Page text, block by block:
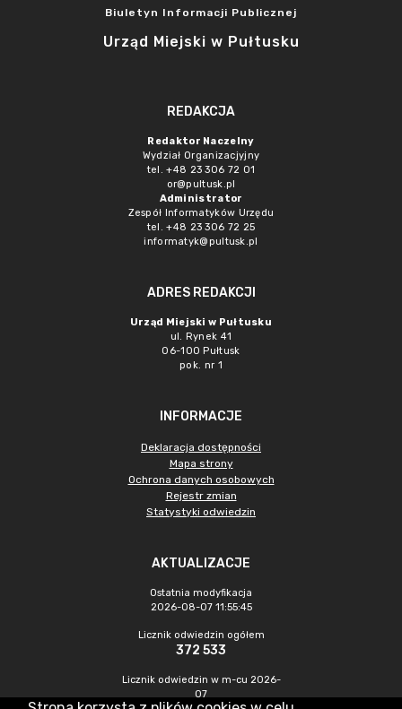
Biuletyn Informacji Publicznej
Urząd Miejski w Pułtusku
REDAKCJA
Redaktor Naczelny
Wydział Organizacjyjny
tel. +48 23 306 72 01
or@pultusk.pl
Administrator
Zespół Informatyków Urzędu
tel. +48 23 306 72 25
informatyk@pultusk.pl
ADRES REDAKCJI
Urząd Miejski w Pułtusku
ul. Rynek 41
06-100 Pułtusk
pok. nr 1
INFORMACJE
Deklaracja dostępności
Mapa strony
Ochrona danych osobowych
Rejestr zmian
Statystyki odwiedzin
AKTUALIZACJE
Ostatnia modyfikacja
2026-08-07 11:55:45
Licznik odwiedzin ogółem
372 533
Licznik odwiedzin w m-cu 2026-
07